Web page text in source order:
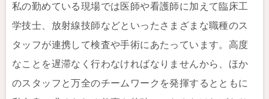
私の勤めている現場では医師や看護師に加えて臨床工
学技士、放射線技師などといったさまざまな職種のス
タッフが連携して検査や手術にあたっています。高度
なことを遅滞なく行わなければなりませんから、ほか
のスタッフと万全のチームワークを発揮するとともに